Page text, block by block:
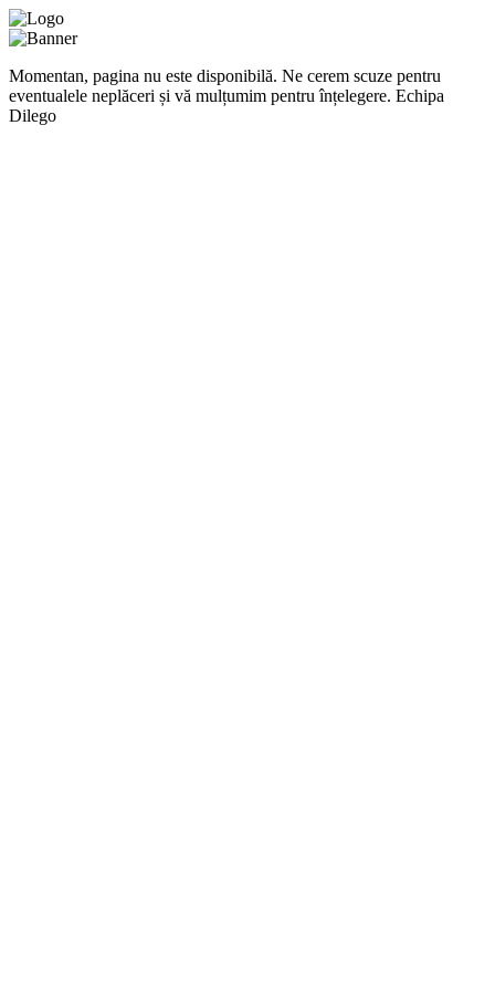
Momentan, pagina nu este disponibilă. Ne cerem scuze pentru
eventualele neplăceri și vă mulțumim pentru înțelegere. Echipa
Dilego